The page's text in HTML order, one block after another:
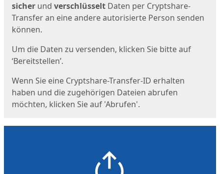
sicher und verschlüsselt Daten per Cryptshare-
Transfer an eine andere autorisierte Person senden
können.
Um die Daten zu versenden, klicken Sie bitte auf
‘Bereitstellen’.
Wenn Sie eine Cryptshare-Transfer-ID erhalten
haben und die zugehörigen Dateien abrufen
möchten, klicken Sie auf 'Abrufen'.